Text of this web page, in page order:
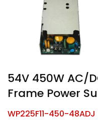
54V 450W AC/
Frame Power
WP225F11-450-